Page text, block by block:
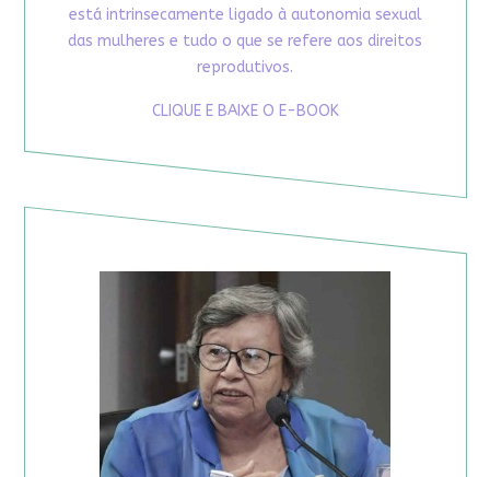
está intrinsecamente ligado à autonomia sexual
das mulheres e tudo o que se refere aos direitos
reprodutivos.
CLIQUE E BAIXE O E-BOOK